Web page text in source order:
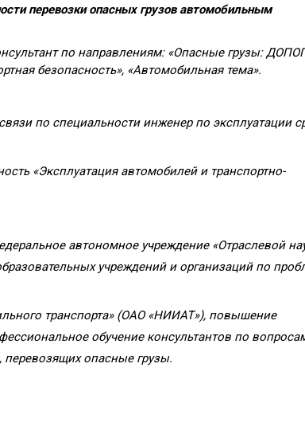
перевозки опасных грузов автомобильным
по направлениям: «Опасные грузы: ДОПОГ
безопасность», «Автомобильная тема».
по специальности инженер по эксплуатации
«Эксплуатация автомобилей и транспортно-
автономное учреждение «Отраслевой
учреждений и организаций по
транспорта» (ОАО «НИИАТ»), повышение
обучение консультантов по
перевозящих опасные грузы.